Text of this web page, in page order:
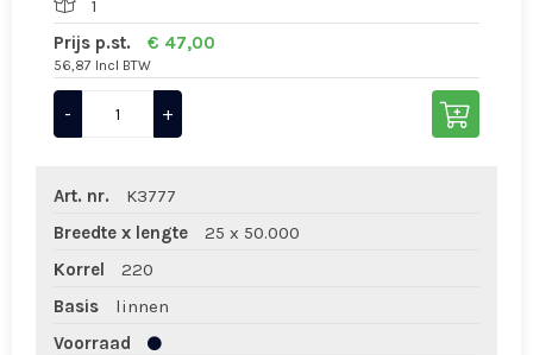
1
Prijs p.st.
€ 47,00
56,87 Incl BTW
- +
Art. nr.
K3777
Breedte x lengte
25 x 50.000
Korrel
220
Basis
linnen
Voorraad